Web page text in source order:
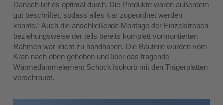
Danach lief es optimal durch. Die Produkte waren außerdem
gut beschriftet, sodass alles klar zugeordnet werden
konnte.“ Auch die anschließende Montage der Einzelstreben
beziehungsweise der teils bereits komplett vormontierten
Rahmen war leicht zu handhaben. Die Bauteile wurden vom
Kran nach oben gehoben und über das tragende
Wärmedämmelement Schöck Isokorb mit den Trägerplatten
verschraubt.